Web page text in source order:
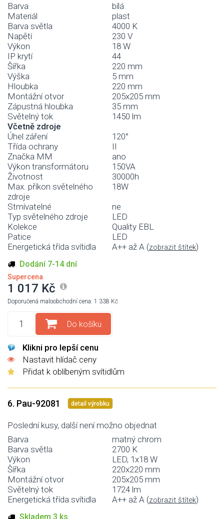
Barva
bílá
Materiál
plast
Barva světla
4000 K
Napětí
230 V
Výkon
18 W
IP krytí
44
Šířka
220 mm
Výška
5 mm
Hloubka
220 mm
Montážní otvor
205x205 mm
Zápustná hloubka
35 mm
Světelný tok
1450 lm
Včetně zdroje
Úhel záření
120°
Třída ochrany
II
Značka MM
ano
Výkon transformátoru
150VA
Životnost
30000h
Max. příkon světelného
zdroje
18W
Stmívatelné
ne
Typ světelného zdroje
LED
Kolekce
Quality EBL
Patice
LED
Energetická třída svítidla
A++ až A (zobrazit štítek)
Dodání 7-14 dní
Supercena
1 017 Kč
Doporučená maloobchodní cena: 1 338 Kč
Do košíku
Klikni pro lepší cenu
Nastavit hlídač ceny
Přidat k oblíbeným svítidlům
6. Pau-92081 detail výrobku
Poslední kusy, další není možno objednat
Barva
matný chrom
Barva světla
2700 K
Výkon
LED, 1x18 W
Šířka
220x220 mm
Montážní otvor
205x205 mm
Světelný tok
1724 lm
Energetická třída svítidla
A++ až A (zobrazit štítek)
Skladem 3 ks